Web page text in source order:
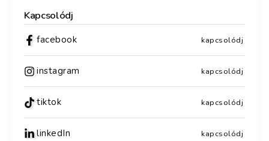
Kapcsolódj
facebook kapcsolódj
instagram kapcsolódj
tiktok kapcsolódj
linkedIn kapcsolódj